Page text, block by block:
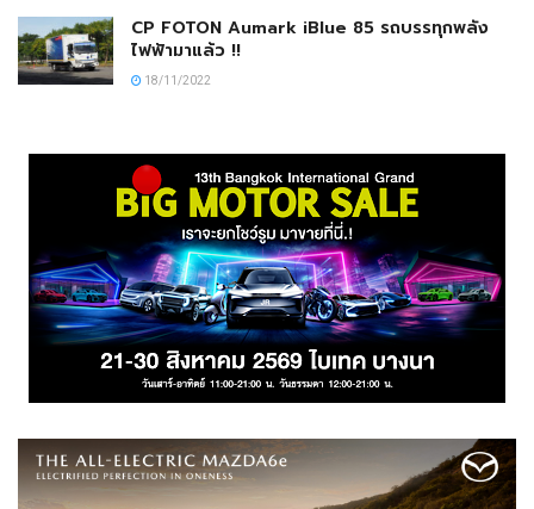
CP FOTON Aumark iBlue 85 รถบรรทุกพลัง
ไฟฟ้ามาแล้ว !!
18/11/2022